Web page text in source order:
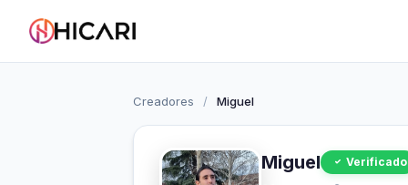
Creadores / Miguel
Miguel Verificado